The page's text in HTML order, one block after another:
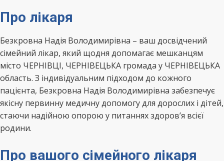
Про лікаря
Безкровна Надія Володимирівна – ваш досвідчений
сімейний лікар, який щодня допомагає мешканцям
місто ЧЕРНІВЦІ, ЧЕРНІВЕЦЬКА громада у ЧЕРНІВЕЦЬКА
область. З індивідуальним підходом до кожного
пацієнта, Безкровна Надія Володимирівна забезпечує
якісну первинну медичну допомогу для дорослих і дітей,
стаючи надійною опорою у питаннях здоров’я всієї
родини.
Про вашого сімейного лікаря